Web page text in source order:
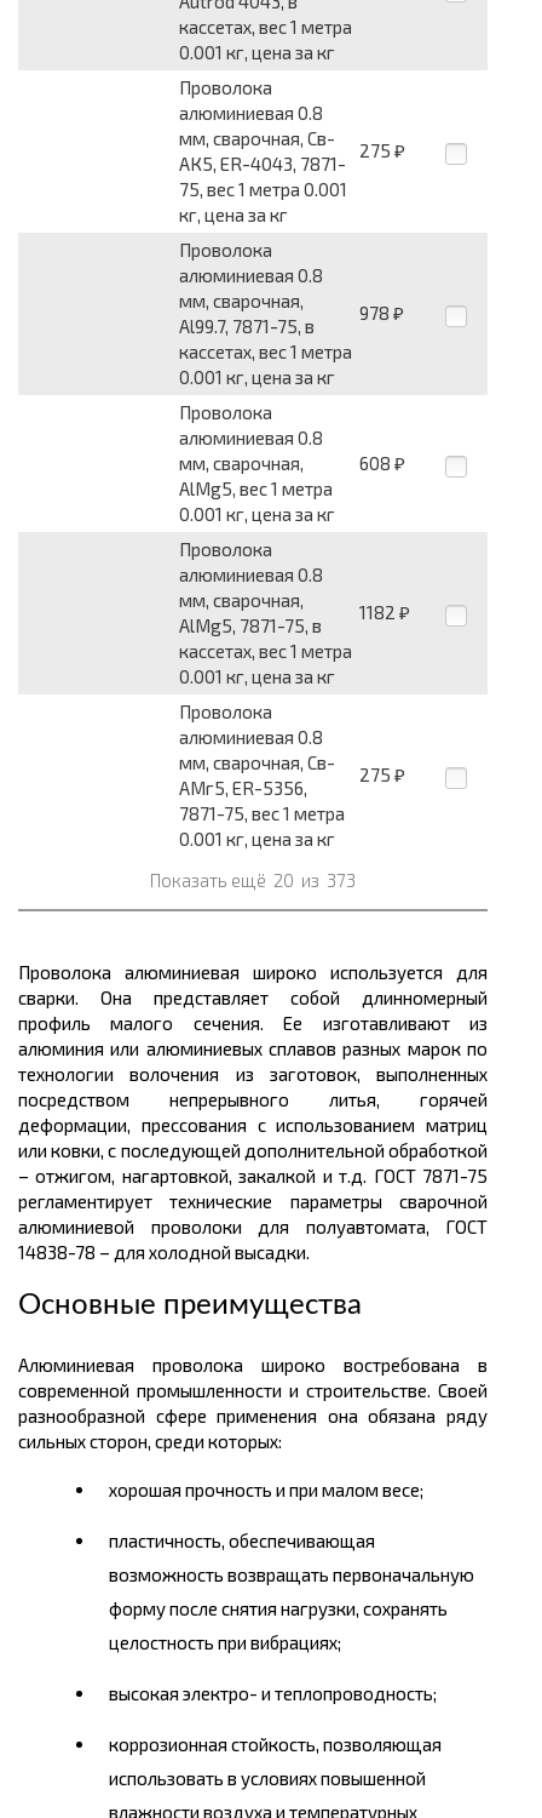
кассетах, вес 1 метра
0.001 кг, цена за кг
Проволока
алюминиевая 0.8
мм, сварочная, Св-
АК5, ER-4043, 7871-
75, вес 1 метра 0.001
кг, цена за кг
275 ₽
Проволока
алюминиевая 0.8
мм, сварочная,
Al99.7, 7871-75, в
кассетах, вес 1 метра
0.001 кг, цена за кг
978 ₽
Проволока
алюминиевая 0.8
мм, сварочная,
AlMg5, вес 1 метра
0.001 кг, цена за кг
608 ₽
Проволока
алюминиевая 0.8
мм, сварочная,
AlMg5, 7871-75, в
кассетах, вес 1 метра
0.001 кг, цена за кг
1182 ₽
Проволока
алюминиевая 0.8
мм, сварочная, Св-
АМг5, ER-5356,
7871-75, вес 1 метра
0.001 кг, цена за кг
275 ₽
Показать ещё 20 из 373
Проволока алюминиевая широко используется для
сварки. Она представляет собой длинномерный
профиль малого сечения. Ее изготавливают из
алюминия или алюминиевых сплавов разных марок по
технологии волочения из заготовок, выполненных
посредством непрерывного литья, горячей
деформации, прессования с использованием матриц
или ковки, с последующей дополнительной обработкой
– отжигом, нагартовкой, закалкой и т.д. ГОСТ 7871-75
регламентирует технические параметры сварочной
алюминиевой проволоки для полуавтомата, ГОСТ
14838-78 – для холодной высадки.
Основные преимущества
Алюминиевая проволока широко востребована в
современной промышленности и строительстве. Своей
разнообразной сфере применения она обязана ряду
сильных сторон, среди которых:
хорошая прочность и при малом весе;
пластичность, обеспечивающая
возможность возвращать первоначальную
форму после снятия нагрузки, сохранять
целостность при вибрациях;
высокая электро- и теплопроводность;
коррозионная стойкость, позволяющая
использовать в условиях повышенной
влажности воздуха и температурных